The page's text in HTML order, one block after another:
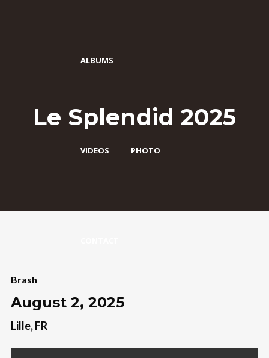
ALBUMS
VIDEOS PHOTO
Le Splendid 2025
Brash
August 2, 2025
Lille, FR